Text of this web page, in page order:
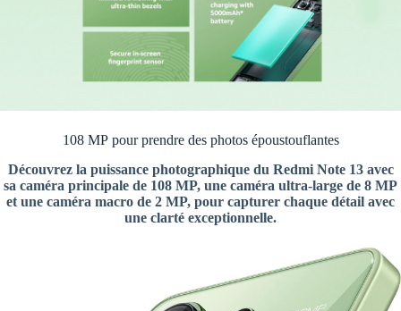
108 MP pour prendre des photos époustouflantes
Découvrez la puissance photographique du Redmi Note 13 avec
sa caméra principale de 108 MP, une caméra ultra-large de 8 MP
et une caméra macro de 2 MP, pour capturer chaque détail avec
une clarté exceptionnelle.